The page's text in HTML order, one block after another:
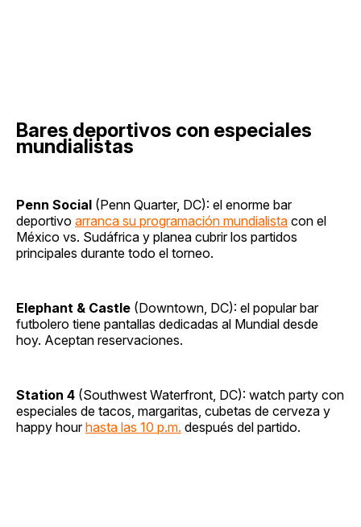
Bares deportivos con especiales
mundialistas
Penn Social (Penn Quarter, DC): el enorme bar
deportivo arranca su programación mundialista con el
México vs. Sudáfrica y planea cubrir los partidos
principales durante todo el torneo.
Elephant & Castle (Downtown, DC): el popular bar
futbolero tiene pantallas dedicadas al Mundial desde
hoy. Aceptan reservaciones.
Station 4 (Southwest Waterfront, DC): watch party con
especiales de tacos, margaritas, cubetas de cerveza y
happy hourhasta las 10 p.m. después del partido.